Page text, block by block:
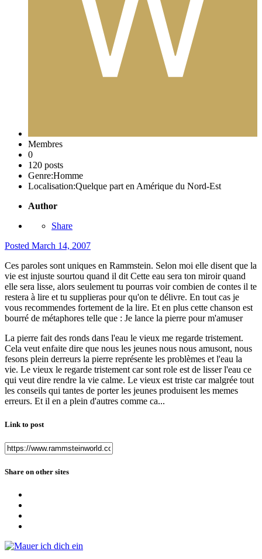
Membres
0
120 posts
Genre:Homme
Localisation:Quelque part en Amérique du Nord-Est
Author
Share
Posted March 14, 2007
Ces paroles sont uniques en Rammstein. Selon moi elle disent que la
vie est injuste sourtou quand il dit Cette eau sera ton miroir quand
elle sera lisse, alors seulement tu pourras voir combien de contes il te
restera à lire et tu supplieras pour qu'on te délivre. En tout cas je
vous recommendes fortement de la lire. Et en plus cette chanson est
bourré de métaphores telle que : Je lance la pierre pour m'amuser
La pierre fait des ronds dans l'eau le vieux me regarde tristement.
Cela veut enfaite dire que nous les jeunes nous nous amusont, nous
fesons plein derreurs la pierre représente les problèmes et l'eau la
vie. Le vieux le regarde tristement car sont role est de lisser l'eau ce
qui veut dire rendre la vie calme. Le vieux est triste car malgrée tout
les conseils qui tantes de porter les jeunes produisent les memes
erreurs. Et il en a plein d'autres comme ca...
Link to post
Share on other sites